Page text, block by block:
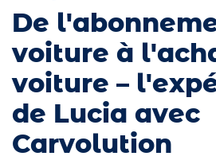
De
voiture à
voiture –
de Lucia avec
Carvolution